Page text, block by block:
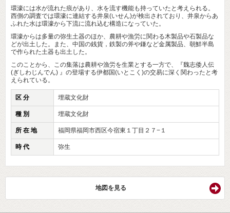
環濠には水が流れた痕があり、水を流す機能も持っていたと考えられる。
西側の調査では環濠に連結する井泉(いせん)が検出されており、井泉からあ
ふれた水は環濠から下流に流れ込む構造になっていた。
環濠からは多量の弥生土器のほか、農耕や漁労に関わる木製品や石製品な
どが出土した。また、中国の銭貨，鉄製の斧や鎌など金属製品、朝鮮半島
で作られた土器も出土した。
このことから、この集落は農耕や漁労を生業とする一方で、『魏志倭人伝
(ぎしわじんでん) 』の登場する伊都国(いとこく)の交易に深く関わったと考
えられている。
区 分 埋蔵文化財
種 別 埋蔵文化財
所 在 地 福岡県福岡市西区今宿東１丁目２７−１
時 代 弥生
地図を見る